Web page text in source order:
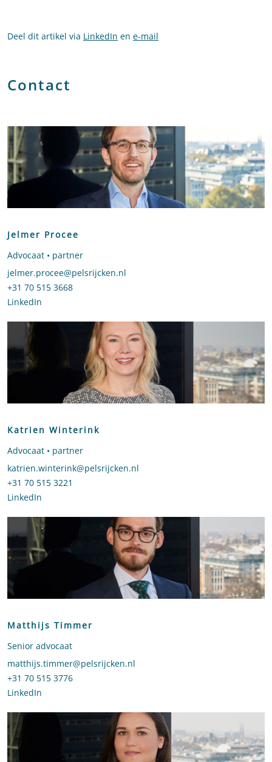
Deel dit artikel via LinkedIn en e-mail
Contact
Jelmer Procee
Advocaat • partner
Stuur een e-mail naar Jelmer Procee
jelmer.procee@pelsrijcken.nl
Bel naar Jelmer Procee
+31 70 515 3668
LinkedIn
Katrien Winterink
Advocaat • partner
Stuur een e-mail naar Katrien Winterink
katrien.winterink@pelsrijcken.nl
Bel naar Katrien Winterink
+31 70 515 3221
LinkedIn
Matthijs Timmer
Senior advocaat
Stuur een e-mail naar Matthijs Timmer
matthijs.timmer@pelsrijcken.nl
Bel naar Matthijs Timmer
+31 70 515 3776
LinkedIn